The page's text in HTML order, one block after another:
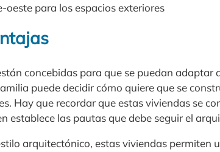
oeste para los espacios exteriores
concebidas para que se puedan adaptar
puede decidir cómo quiere que se
Hay que recordar que estas viviendas se
establece las pautas que debe seguir el
arquitectónico, estas viviendas permiten